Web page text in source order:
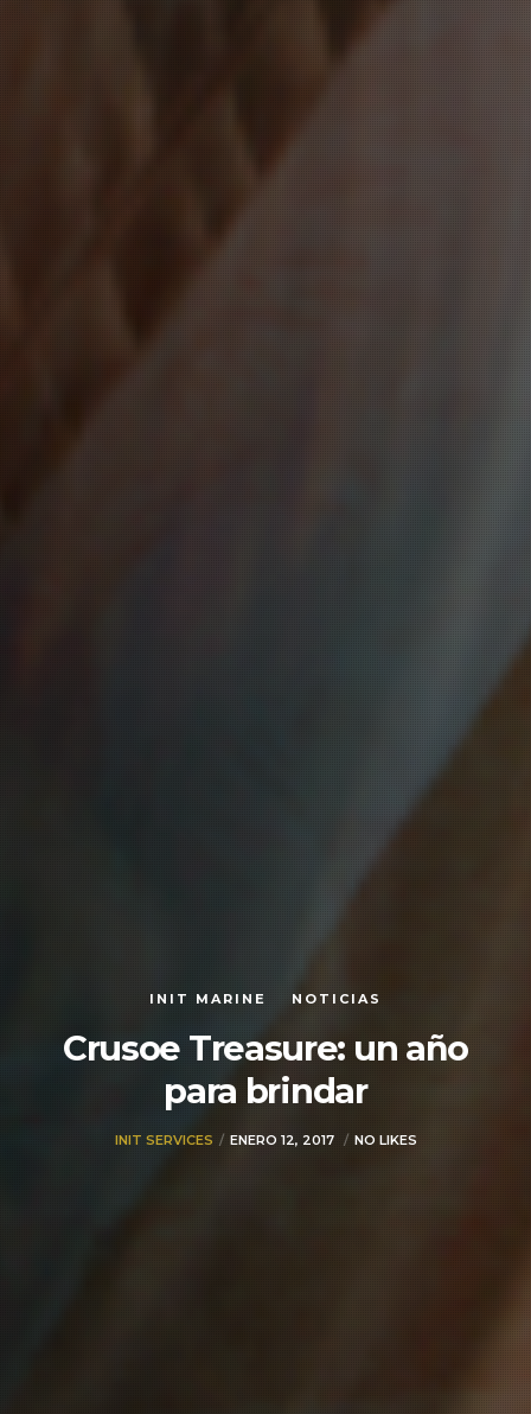
INIT MARINE NOTICIAS
Crusoe Treasure: un año
para brindar
INIT SERVICES ENERO 12, 2017 NO LIKES